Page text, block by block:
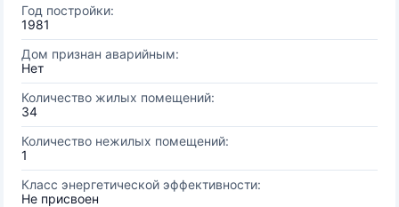
Год постройки:
1981
Дом признан аварийным:
Нет
Количество жилых помещений:
34
Количество нежилых помещений:
1
Класс энергетической эффективности:
Не присвоен